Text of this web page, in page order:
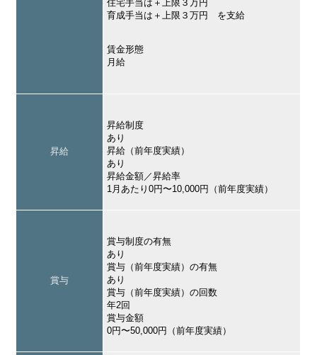
住宅手当は＋上限３万円
育成手当は＋上限３万円 を支給
賃金形態
月給
昇給
昇給制度
あり
昇給（前年度実績）
あり
昇給金額／昇給率
1月あたり0円〜10,000円（前年度実績）
賞与
賞与制度の有無
あり
賞与（前年度実績）の有無
あり
賞与（前年度実績）の回数
年2回
賞与金額
0円〜50,000円（前年度実績）